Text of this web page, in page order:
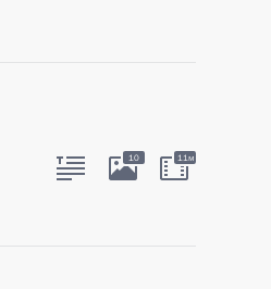
10 11м